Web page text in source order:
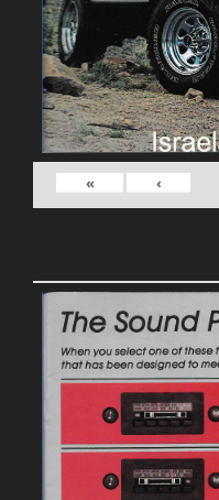
›
»